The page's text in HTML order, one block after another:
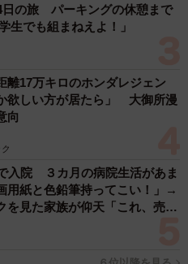
態でしたが、帰宅して調理
るうちに自然解凍されてい
日の旅 パーキングの休憩まで
生でも組まねえよ！」
離17万キロのホンダレジェン
欲しい方が居たら」 大御所漫
向
入院 ３カ月の病院生活があま
用紙と色鉛筆持ってこい！」→
を見た家族が仰天「これ、売れ